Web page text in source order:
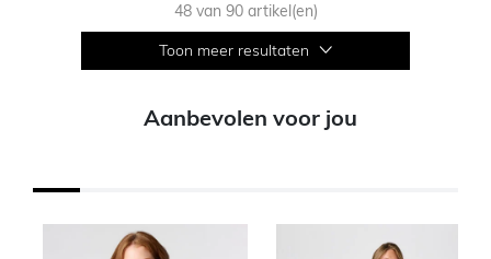
48 van 90 artikel(en)
Toon meer resultaten
Aanbevolen voor jou